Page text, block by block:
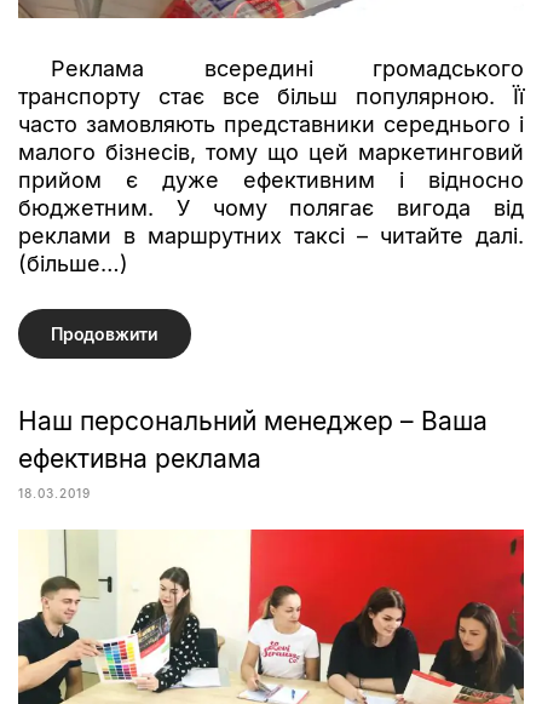
Реклама всередині громадського
транспорту стає все більш популярною. Її
часто замовляють представники середнього і
малого бізнесів, тому що цей маркетинговий
прийом є дуже ефективним і відносно
бюджетним. У чому полягає вигода від
реклами в маршрутних таксі – читайте далі.
(більше…)
Продовжити
Наш персональний менеджер – Ваша
ефективна реклама
18.03.2019